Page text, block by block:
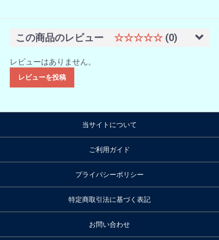
この商品のレビュー ☆☆☆☆☆ (0)
レビューはありません。
レビューを投稿
当サイトについて
ご利用ガイド
プライバシーポリシー
特定商取引法に基づく表記
お問い合わせ